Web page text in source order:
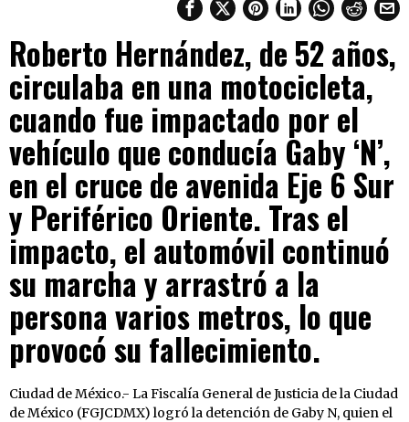
Roberto Hernández, de 52 años,
circulaba en una motocicleta,
cuando fue impactado por el
vehículo que conducía Gaby ‘N’,
en el cruce de avenida Eje 6 Sur
y Periférico Oriente. Tras el
impacto, el automóvil continuó
su marcha y arrastró a la
persona varios metros, lo que
provocó su fallecimiento.
Ciudad de México.- La Fiscalía General de Justicia de la Ciudad
de México (FGJCDMX) logró la detención de Gaby N, quien el